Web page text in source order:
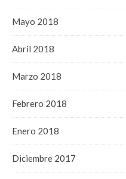
Mayo 2018
Abril 2018
Marzo 2018
Febrero 2018
Enero 2018
Diciembre 2017